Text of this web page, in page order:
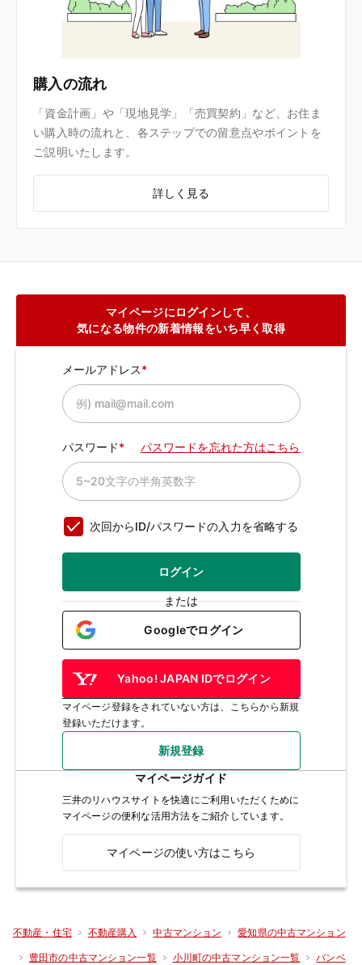
購入の流れ
「資金計画」や「現地見学」「売買契約」など、お住ま
い購入時の流れと、各ステップでの留意点やポイントを
ご説明いたします。
詳しく見る
マイページにログインして、
気になる物件の新着情報をいち早く取得
メールアドレス
パスワード パスワードを忘れた方はこちら
次回からID/パスワードの入力を省略する
ログイン
または
Googleでログイン
Yahoo! JAPAN IDでログイン
マイページ登録をされていない方は、こちらから新規
登録いただけます。
新規登録
マイページガイド
三井のリハウスサイトを快適にご利用いただくために
マイページの便利な活用方法をご紹介しています。
マイページの使い方はこちら
不動産・住宅 不動産購入 中古マンション 愛知県の中古マンション
豊田市の中古マンション一覧 小川町の中古マンション一覧 バンベ